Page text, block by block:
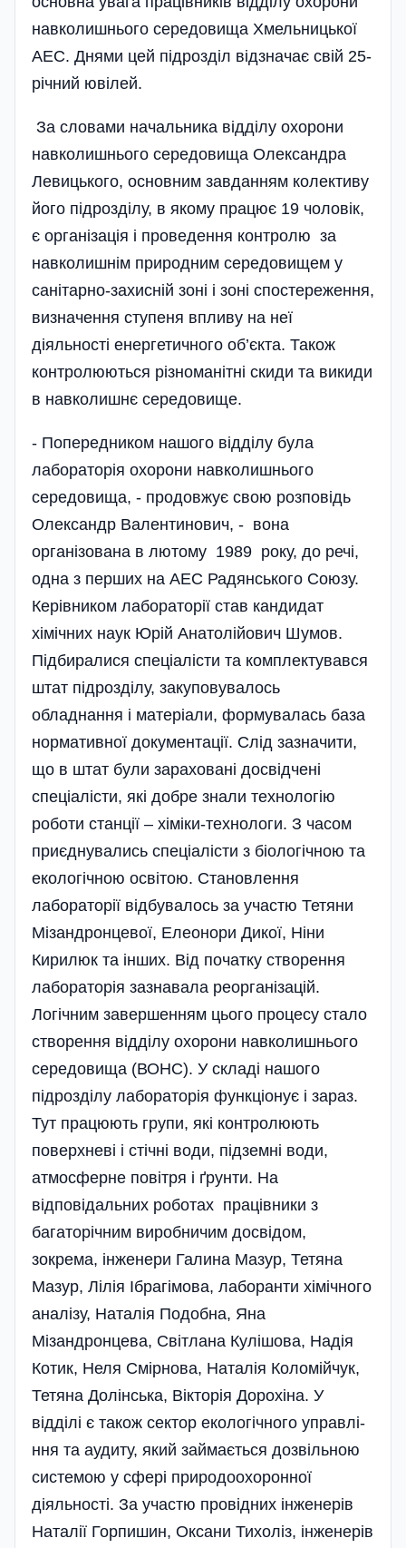
навколишнього середовища Хмельницької
АЕС. Днями цей підрозділ відзначає свій 25-
річний ювілей.
За словами начальника відділу охорони
навколишнього середовища Олександра
Левицького, основним завданням колективу
його підрозділу, в якому працює 19 чоловік,
є організація і проведення контролю за
навколишнім природним середовищем у
санітарно-захисній зоні і зоні спостереження,
визначення ступеня впливу на неї
діяльності енергетичного об’єкта. Також
контролюються різноманітні скиди та викиди
в навколишнє середовище.
- Попередником нашого відділу була
лабораторія охорони навколишнього
середовища, - продовжує свою розповідь
Олександр Валентинович, - вона
організована в лютому 1989 року, до речі,
одна з перших на АЕС Радянського Союзу.
Керівником лабораторії став кандидат
хімічних наук Юрій Анатолійович Шумов.
Підбиралися спеці­алісти та комплектувався
штат підрозділу, закуповувалось
обладнання і матеріали, формувалась база
нормативної документації. Слід зазначити,
що в штат були зараховані досвідчені
спеціалісти, які добре знали технологію
роботи станції – хіміки-технологи. З часом
приєднувались спеціалісти з біологічною та
екологічною освітою. Становлення
лабораторії відбувалось за участю Тетяни
Мізандронцевої, Елеонори Дикої, Ніни
Кирилюк та інших. Від початку створення
лабораторія зазнавала реорганізацій.
Логічним завершенням цього процесу стало
створення відділу охорони навколишнього
середовища (ВОНС). У складі нашого
підрозділу лабораторія функціонує і зараз.
Тут працюють групи, які контролюють
поверхневі і стічні води, підземні води,
атмосферне повітря і ґрунти. На
відповідальних роботах працівники з
багаторічним виробничим досвідом,
зокрема, інженери Галина Мазур, Тетяна
Мазур, Лілія Ібрагімова, лаборанти хімічного
аналізу, Наталія Подобна, Яна
Мізандронцева, Світлана Кулішова, Надія
Котик, Неля Смірнова, Наталія Коломійчук,
Тетяна Долінська, Вікторія Дорохіна. У
відділі є також сектор екологічного управлі­
ння та аудиту, який займається дозвільною
системою у сфері природоохоронної
діяльності. За участю провідних інженерів
Наталії Горпишин, Оксани Тихоліз, інженерів